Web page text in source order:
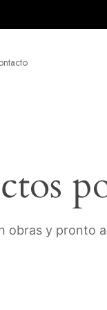
obras y pronto